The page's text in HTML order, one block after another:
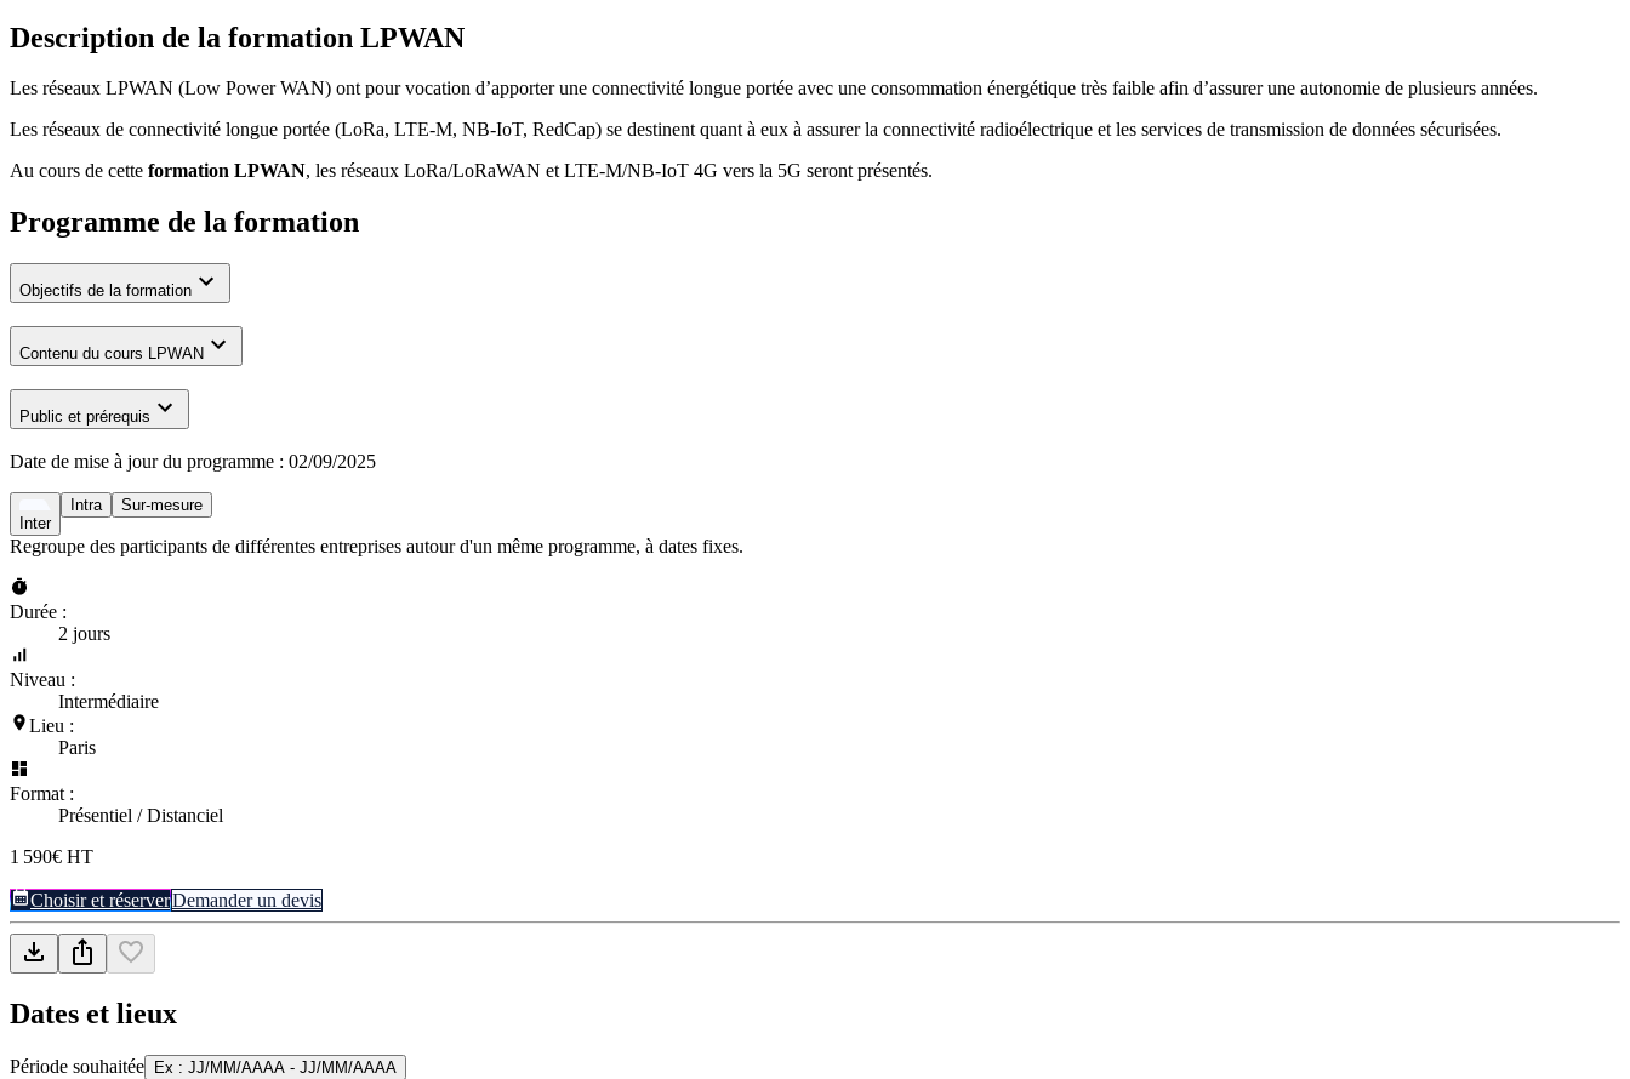
Description de la formation LPWAN
Les réseaux LPWAN (Low Power WAN) ont pour vocation d’apporter une connectivité longue portée avec une consommation énergétique très faible afin d’assurer une autonomie de plusieurs années.
Les réseaux de connectivité longue portée (LoRa, LTE-M, NB-IoT, RedCap) se destinent quant à eux à assurer la connectivité radioélectrique et les services de transmission de données sécurisées.
Au cours de cette formation LPWAN, les réseaux LoRa/LoRaWAN et LTE-M/NB-IoT 4G vers la 5G seront présentés.
Programme de la formation
Objectifs de la formation
Contenu du cours LPWAN
Public et prérequis
Date de mise à jour du programme : 02/09/2025
Inter
Intra Sur-mesure
Regroupe des participants de différentes entreprises autour d'un même programme, à dates fixes.
Durée :
2 jours
Niveau :
Intermédiaire
Lieu :
Paris
Format :
Présentiel / Distanciel
1 590€ HT
Choisir et réserverDemander un devis
Dates et lieux
Période souhaitée Ex : JJ/MM/AAAA - JJ/MM/AAAA